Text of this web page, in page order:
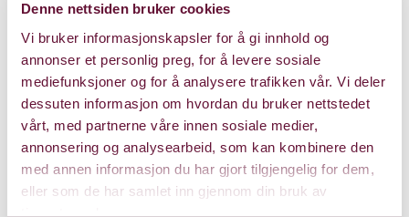
Denne nettsiden bruker cookies
Vi bruker informasjonskapsler for å gi innhold og
annonser et personlig preg, for å levere sosiale
mediefunksjoner og for å analysere trafikken vår. Vi deler
dessuten informasjon om hvordan du bruker nettstedet
vårt, med partnerne våre innen sosiale medier,
annonsering og analysearbeid, som kan kombinere den
med annen informasjon du har gjort tilgjengelig for dem,
eller som de har samlet inn gjennom din bruk av
tjenestene deres.
Sandvika Teater